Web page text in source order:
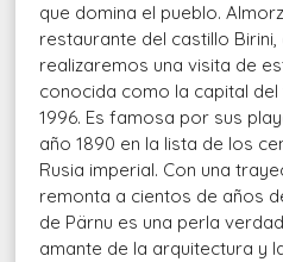
que domina el pueblo.
restaurante del castillo
realizaremos una visita de
conocida como la capital
1996. Es famosa por sus
año 1890 en la lista de los
Rusia imperial. Con una
remonta a cientos de años
de Pärnu es una perla
amante de la arquitectura y